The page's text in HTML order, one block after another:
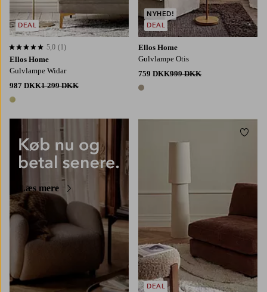
Ellos Home
Gulvlampe Widar
987 DKK1 299 DKK
1 farve
5,0 baseret på 1 bedømmelser
5,0 (1)
DEAL
Ellos Home
Gulvlampe Otis
759 DKK999 DKK
1 farve
NYHED!
DEAL
Læs mere
DEAL